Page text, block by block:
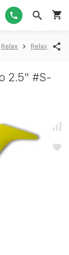
Relax Relax Ohio
2.5" #S-